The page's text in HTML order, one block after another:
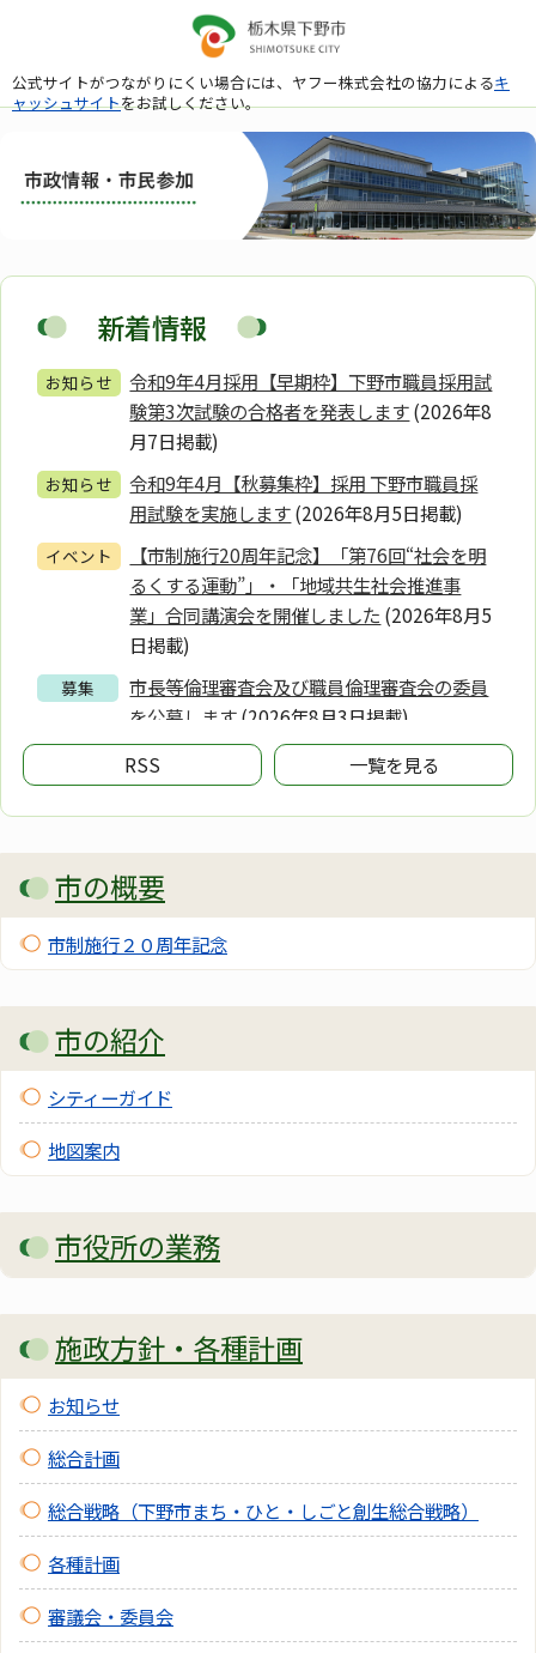
公式サイトがつながりにくい場合には、ヤフー株式会社の協力によるキ
ャッシュサイトをお試しください。
新着情報
RSS 一覧を見る
お知らせ
令和9年4月採用【早期枠】下野市職員採用試
験第3次試験の合格者を発表します(2026年8
月7日掲載)
お知らせ
令和9年4月【秋募集枠】採用 下野市職員採
用試験を実施します(2026年8月5日掲載)
イベント
【市制施行20周年記念】「第76回“社会を明
るくする運動”」・「地域共生社会推進事
業」合同講演会を開催しました (2026年8月5
日掲載)
募集
市長等倫理審査会及び職員倫理審査会の委員
を公募します(2026年8月3日掲載)
第4期下野市地域福祉計画及び地域福祉活動
計画策定委員会 会議資料・議事録(2026年
7月15日掲載)
お知らせ
経営比較分析表を公表します（水道事業）
(2026年3月6日掲載)
お知らせ
下野市ワーク・ライフ・バランス推進事業所
のご紹介(2025年10月1日掲載)
お知らせ
「東の飛鳥」「シモツケ くらし ウッテツ
ケ」のロゴマークの使用について
月26日掲載)
お知らせ
下野市市民活動センターの指定管理者候補者
お知らせ
東洋経済新報社「住みよさランキング
2024」で栃木県第1位の評価をいただきまし
た(2024年6月18日掲載)
市の概要
市制施行２０周年記念
市の紹介
シティーガイド
地図案内
市役所の業務
施政方針・各種計画
お知らせ
総合計画
総合戦略（下野市まち・ひと・しごと創生総合戦略）
各種計画
審議会・委員会